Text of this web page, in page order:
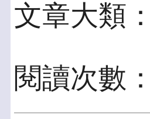
文章大類：
閱讀次數